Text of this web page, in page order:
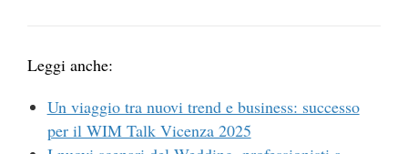
Leggi anche:
Un viaggio tra nuovi trend e business: successo
per il WIM Talk Vicenza 2025